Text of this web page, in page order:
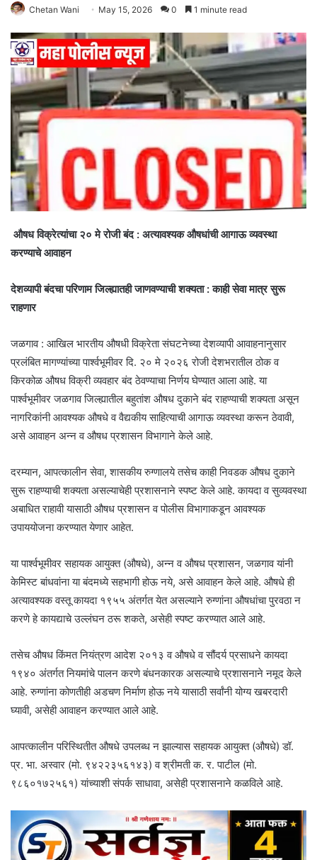
Chetan Wani May 15, 2026 0 1 minute read
औषध विक्रेत्यांचा २० मे रोजी बंद : अत्यावश्यक औषधांची आगाऊ व्यवस्था
करण्याचे आवाहन
देशव्यापी बंदचा परिणाम जिल्ह्यातही जाणवण्याची शक्यता : काही सेवा मात्र सुरू
राहणार
जळगाव : आखिल भारतीय औषधी विक्रेता संघटनेच्या देशव्यापी आवाहनानुसार
प्रलंबित मागण्यांच्या पार्श्वभूमीवर दि. २० मे २०२६ रोजी देशभरातील ठोक व
किरकोळ औषध विक्री व्यवहार बंद ठेवण्याचा निर्णय घेण्यात आला आहे. या
पार्श्वभूमीवर जळगाव जिल्ह्यातील बहुतांश औषध दुकाने बंद राहण्याची शक्यता असून
नागरिकांनी आवश्यक औषधे व वैद्यकीय साहित्याची आगाऊ व्यवस्था करून ठेवावी,
असे आवाहन अन्न व औषध प्रशासन विभागाने केले आहे.
दरम्यान, आपत्कालीन सेवा, शासकीय रुग्णालये तसेच काही निवडक औषध दुकाने
सुरू राहण्याची शक्यता असल्याचेही प्रशासनाने स्पष्ट केले आहे. कायदा व सुव्यवस्था
अबाधित राहावी यासाठी औषध प्रशासन व पोलीस विभागाकडून आवश्यक
उपाययोजना करण्यात येणार आहेत.
या पार्श्वभूमीवर सहायक आयुक्त (औषधे), अन्न व औषध प्रशासन, जळगाव यांनी
केमिस्ट बांधवांना या बंदमध्ये सहभागी होऊ नये, असे आवाहन केले आहे. औषधे ही
अत्यावश्यक वस्तू कायदा १९५५ अंतर्गत येत असल्याने रुग्णांना औषधांचा पुरवठा न
करणे हे कायद्याचे उल्लंघन ठरू शकते, असेही स्पष्ट करण्यात आले आहे.
तसेच औषध किंमत नियंत्रण आदेश २०१३ व औषधे व सौंदर्य प्रसाधने कायदा
१९४० अंतर्गत नियमांचे पालन करणे बंधनकारक असल्याचे प्रशासनाने नमूद केले
आहे. रुग्णांना कोणतीही अडचण निर्माण होऊ नये यासाठी सर्वांनी योग्य खबरदारी
घ्यावी, असेही आवाहन करण्यात आले आहे.
आपत्कालीन परिस्थितीत औषधे उपलब्ध न झाल्यास सहायक आयुक्त (औषधे) डॉ.
प्र. भा. अस्वार (मो. ९४२२३५६१४३) व श्रीमती क. र. पाटील (मो.
९८६०१७२५६१) यांच्याशी संपर्क साधावा, असेही प्रशासनाने कळविले आहे.